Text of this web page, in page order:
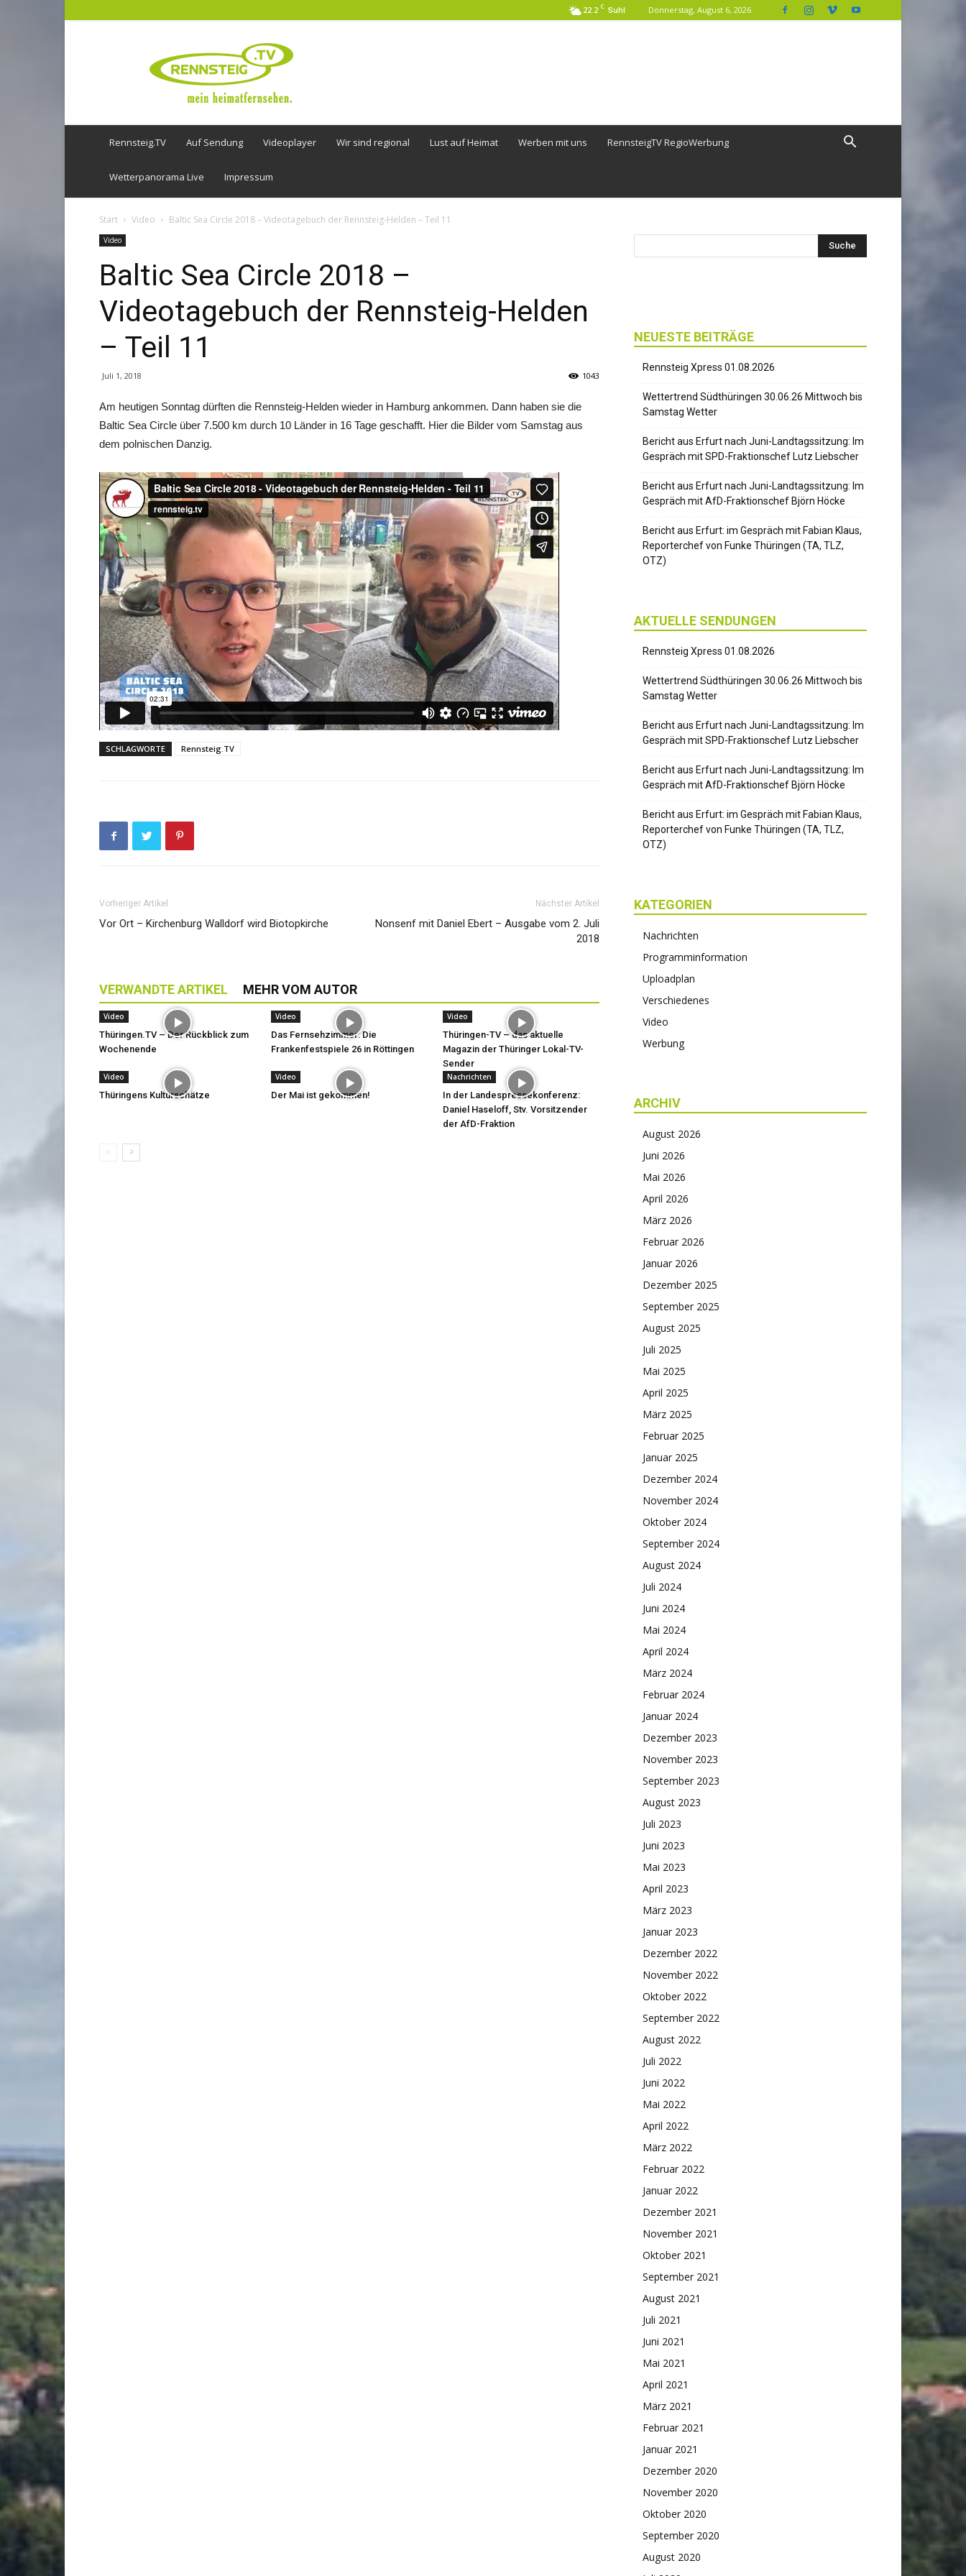
22.2 C Suhl Donnerstag, August 6, 2026
Rennsteig.TV Auf Sendung Videoplayer Wir sind regional Lust auf Heimat Werben mit uns RennsteigTV RegioWerbung
Wetterpanorama Live Impressum
Start Video Baltic Sea Circle 2018 – Videotagebuch der Rennsteig-Helden – Teil 11
Video
Baltic Sea Circle 2018 –
Videotagebuch der Rennsteig-Helden
– Teil 11
Juli 1, 2018 1043
Am heutigen Sonntag dürften die Rennsteig-Helden wieder in Hamburg ankommen. Dann haben sie die
Baltic Sea Circle über 7.500 km durch 10 Länder in 16 Tage geschafft. Hier die Bilder vom Samstag aus
dem polnischen Danzig.
SCHLAGWORTE Rennsteig.TV
Vorheriger Artikel
Vor Ort – Kirchenburg Walldorf wird Biotopkirche
Nächster Artikel
Nonsenf mit Daniel Ebert – Ausgabe vom 2. Juli
2018
VERWANDTE ARTIKEL MEHR VOM AUTOR
Video
Thüringen.TV – Der Rückblick zum
Wochenende
Video
Das Fernsehzimmer: Die
Frankenfestspiele 26 in Röttingen
Video
Thüringen-TV – das aktuelle
Magazin der Thüringer Lokal-TV-
Sender
Video
Thüringens Kulturschätze
Video
Der Mai ist gekommen!
Nachrichten
In der Landespressekonferenz:
Daniel Haseloff, Stv. Vorsitzender
der AfD-Fraktion
NEUESTE BEITRÄGE
Rennsteig Xpress 01.08.2026
Wettertrend Südthüringen 30.06.26 Mittwoch bis
Samstag Wetter
Bericht aus Erfurt nach Juni-Landtagssitzung: Im
Gespräch mit SPD-Fraktionschef Lutz Liebscher
Bericht aus Erfurt nach Juni-Landtagssitzung: Im
Gespräch mit AfD-Fraktionschef Björn Höcke
Bericht aus Erfurt: im Gespräch mit Fabian Klaus,
Reporterchef von Funke Thüringen (TA, TLZ,
OTZ)
AKTUELLE SENDUNGEN
Rennsteig Xpress 01.08.2026
Wettertrend Südthüringen 30.06.26 Mittwoch bis
Samstag Wetter
Bericht aus Erfurt nach Juni-Landtagssitzung: Im
Gespräch mit SPD-Fraktionschef Lutz Liebscher
Bericht aus Erfurt nach Juni-Landtagssitzung: Im
Gespräch mit AfD-Fraktionschef Björn Höcke
Bericht aus Erfurt: im Gespräch mit Fabian Klaus,
Reporterchef von Funke Thüringen (TA, TLZ,
OTZ)
KATEGORIEN
Nachrichten
Programminformation
Uploadplan
Verschiedenes
Video
Werbung
ARCHIV
August 2026
Juni 2026
Mai 2026
April 2026
März 2026
Februar 2026
Januar 2026
Dezember 2025
September 2025
August 2025
Juli 2025
Mai 2025
April 2025
März 2025
Februar 2025
Januar 2025
Dezember 2024
November 2024
Oktober 2024
September 2024
August 2024
Juli 2024
Juni 2024
Mai 2024
April 2024
März 2024
Februar 2024
Januar 2024
Dezember 2023
November 2023
September 2023
August 2023
Juli 2023
Juni 2023
Mai 2023
April 2023
März 2023
Januar 2023
Dezember 2022
November 2022
Oktober 2022
September 2022
August 2022
Juli 2022
Juni 2022
Mai 2022
April 2022
März 2022
Februar 2022
Januar 2022
Dezember 2021
November 2021
Oktober 2021
September 2021
August 2021
Juli 2021
Juni 2021
Mai 2021
April 2021
März 2021
Februar 2021
Januar 2021
Dezember 2020
November 2020
Oktober 2020
September 2020
August 2020